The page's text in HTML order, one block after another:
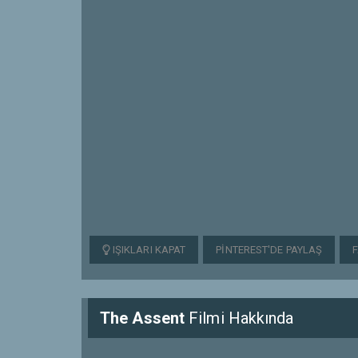
IŞIKLARI KAPAT PINTEREST'DE PAYLAŞ
The Assent Filmi Hakkında